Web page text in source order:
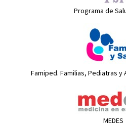
Programa de
Famiped. Familias, Pediatras y
MEDES